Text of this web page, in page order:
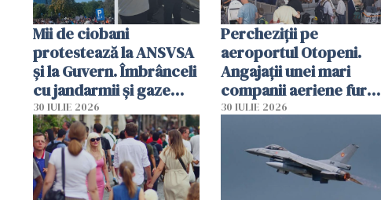
Mii de ciobani
protestează la ANSVSA
și la Guvern. Îmbrânceli
cu jandarmii și gaze
lacrimogene
30 IULIE 2026
Percheziții pe
aeroportul Otopeni.
Angajații unei mari
companii aeriene furau
parfumuri, ceasuri și
vânzării
30 IULIE 2026